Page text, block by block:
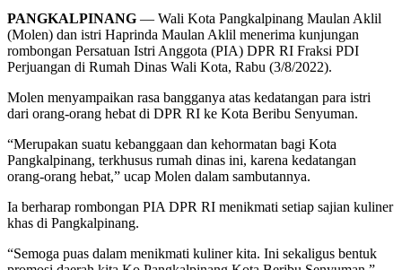
PANGKALPINANG — Wali Kota Pangkalpinang Maulan Aklil
(Molen) dan istri Haprinda Maulan Aklil menerima kunjungan
rombongan Persatuan Istri Anggota (PIA) DPR RI Fraksi PDI
Perjuangan di Rumah Dinas Wali Kota, Rabu (3/8/2022).
Molen menyampaikan rasa bangganya atas kedatangan para istri
dari orang-orang hebat di DPR RI ke Kota Beribu Senyuman.
“Merupakan suatu kebanggaan dan kehormatan bagi Kota
Pangkalpinang, terkhusus rumah dinas ini, karena kedatangan
orang-orang hebat,” ucap Molen dalam sambutannya.
Ia berharap rombongan PIA DPR RI menikmati setiap sajian kuliner
khas di Pangkalpinang.
“Semoga puas dalam menikmati kuliner kita. Ini sekaligus bentuk